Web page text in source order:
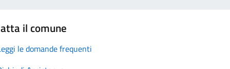
il comune
le domande frequenti